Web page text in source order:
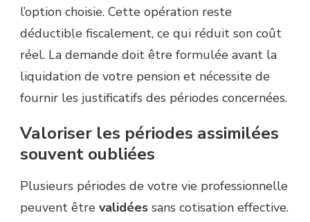
l’option choisie. Cette opération reste
déductible fiscalement, ce qui réduit son coût
réel. La demande doit être formulée avant la
liquidation de votre pension et nécessite de
fournir les justificatifs des périodes concernées.
Valoriser les périodes assimilées
souvent oubliées
Plusieurs périodes de votre vie professionnelle
peuvent être validées sans cotisation effective.